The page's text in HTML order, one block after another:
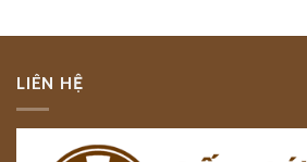
LIÊN HỆ